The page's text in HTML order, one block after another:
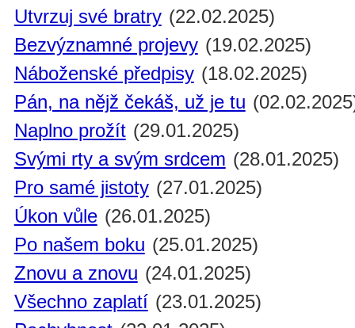
Utvrzuj své bratry (22.02.2025)
Bezvýznamné projevy (19.02.2025)
Náboženské předpisy (18.02.2025)
Pán, na nějž čekáš, už je tu
Naplno prožít (29.01.2025)
Svými rty a svým srdcem (28.01.2025)
Pro samé jistoty (27.01.2025)
Úkon vůle (26.01.2025)
Po našem boku (25.01.2025)
Znovu a znovu (24.01.2025)
Všechno zaplatí (23.01.2025)